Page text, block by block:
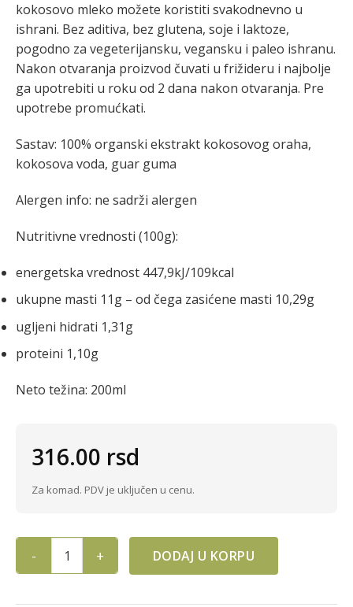
kokosovo mleko možete koristiti svakodnevno u
ishrani. Bez aditiva, bez glutena, soje i laktoze,
pogodno za vegeterijansku, vegansku i paleo ishranu.
Nakon otvaranja proizvod čuvati u frižideru i najbolje
ga upotrebiti u roku od 2 dana nakon otvaranja. Pre
upotrebe promućkati.
Sastav: 100% organski ekstrakt kokosovog oraha,
kokosova voda, guar guma
Alergen info: ne sadrži alergen
Nutritivne vrednosti (100g):
energetska vrednost 447,9kJ/109kcal
ukupne masti 11g – od čega zasićene masti 10,29g
ugljeni hidrati 1,31g
proteini 1,10g
Neto težina: 200ml
316.00 rsd
Za komad. PDV je uključen u cenu.
ORGANSKO KOKOSOVO MLEKO 200ml SANATERRA quantity
DODAJ U KORPU